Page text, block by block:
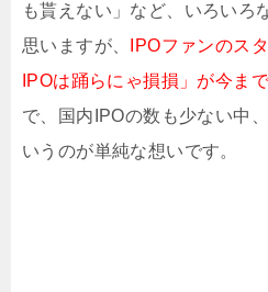
も貰えない」など、いろいろ
思いますが、
IPOファンのス
IPOは踊らにゃ損損」が今ま
で、国内IPOの数も少ない中
いうのが単純な想いです。